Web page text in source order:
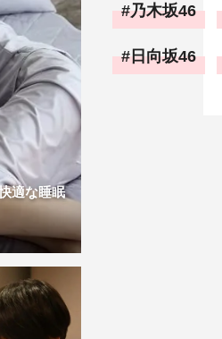
適な睡眠
乃木坂46
日向坂46